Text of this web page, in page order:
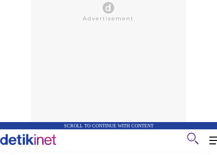
SCROLL TO CONTINUE WITH CONTENT